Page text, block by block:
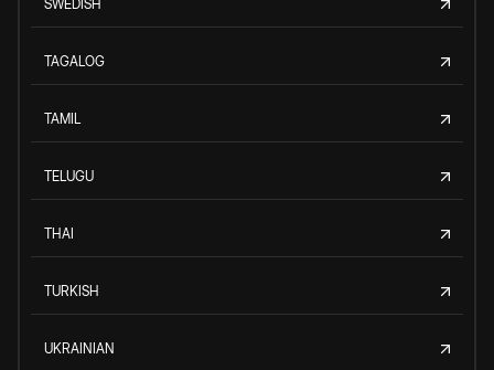
SWEDISH
TAGALOG
TAMIL
TELUGU
THAI
TURKISH
UKRAINIAN